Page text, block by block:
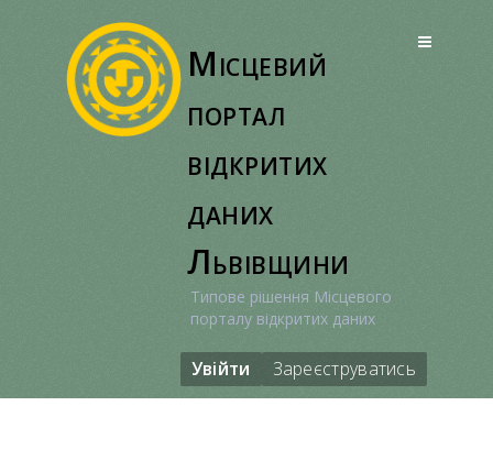
Місцевий
портал
відкритих
даних
Львівщини
Типове рішення Місцевого
порталу відкритих даних
Увійти Зареєструватись